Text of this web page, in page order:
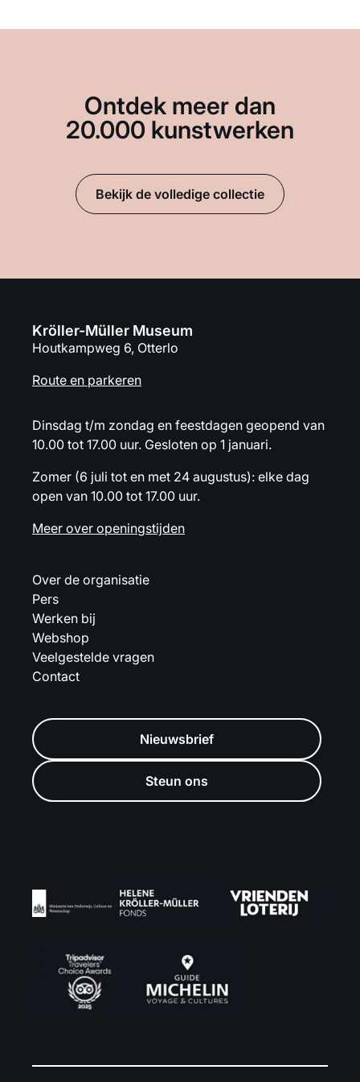
Ontdek meer dan
20.000 kunstwerken
Bekijk de volledige collectie
Kröller-Müller Museum
Houtkampweg 6, Otterlo
Route en parkeren
Dinsdag t/m zondag en feestdagen geopend van
10.00 tot 17.00 uur. Gesloten op 1 januari.
Zomer (6 juli tot en met 24 augustus): elke dag
open van 10.00 tot 17.00 uur.
Meer over openingstijden
Over de organisatie
Pers
Werken bij
Webshop
Veelgestelde vragen
Contact
Nieuwsbrief
Steun ons